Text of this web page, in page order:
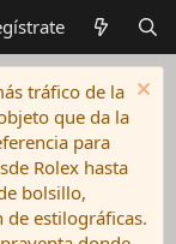
tráfico de la
que da la
para
Rolex hasta
bolsillo,
estilográficas.